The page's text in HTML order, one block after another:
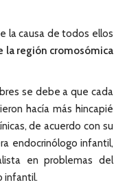
la causa de todos ellos
la región cromosómica
se debe a que cada
hacía más hincapié
de acuerdo con su
endocrinólogo infantil,
en problemas del
infantil.